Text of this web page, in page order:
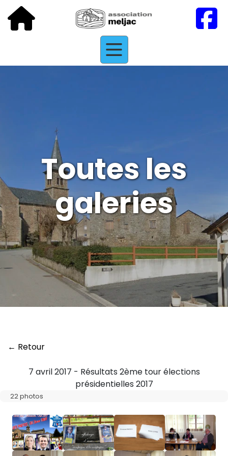
Toutes les
galeries
← Retour
7 avril 2017 - Résultats 2ème tour élections
présidentielles 2017
22 photos